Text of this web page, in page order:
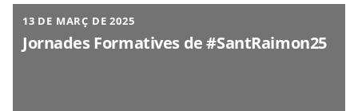
13 DE MARÇ DE 2025
Jornades Formatives de #SantRaimon25